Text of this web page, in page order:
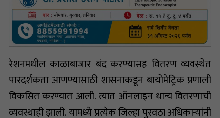
रेशनमधील काळाबाजार बंद करण्यासह वितरण व्यवस्थेत
पारदर्शकता आणण्यासाठी शासनाकडून बायोमेट्रिक प्रणाली
विकसित करण्यात आली. त्यात ऑनलाइन धान्य वितरणाची
व्यवस्थाही झाली. यामध्ये प्रत्येक जिल्हा पुरवठा अधिकाऱ्यांनी